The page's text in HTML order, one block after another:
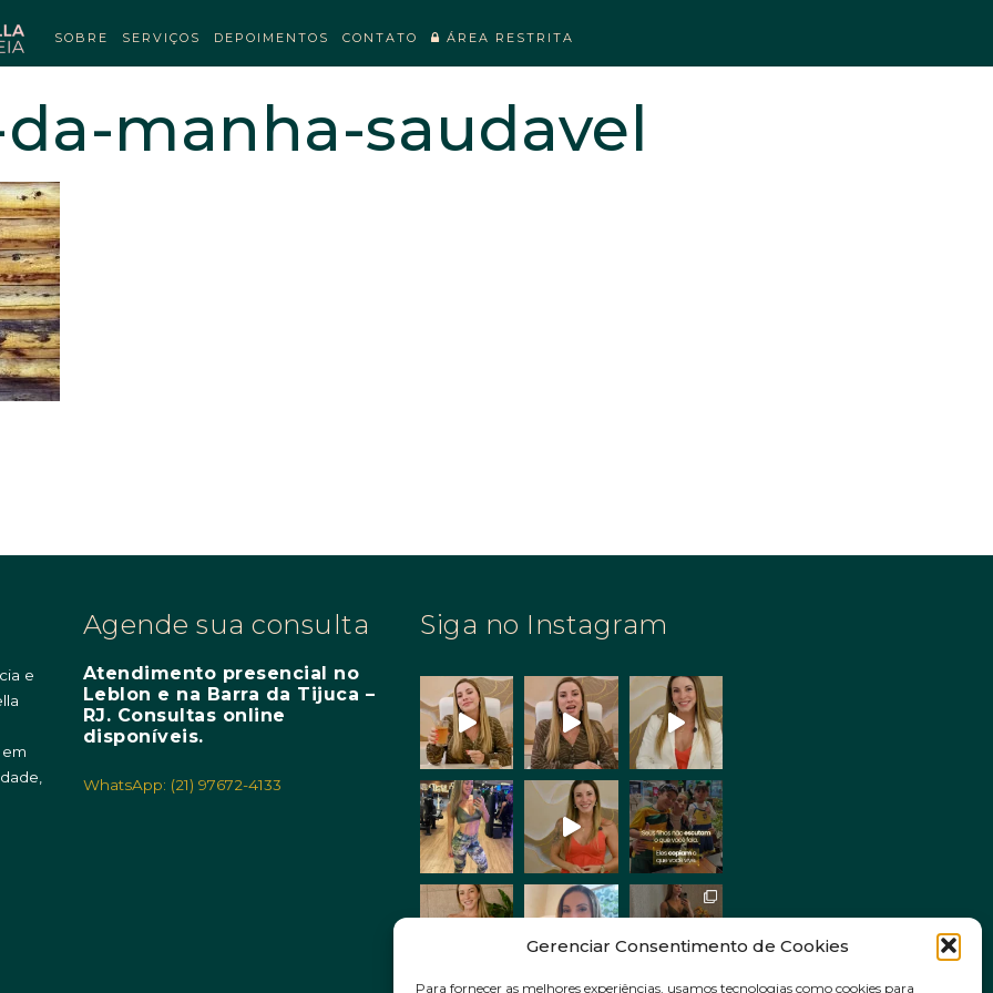
Gerenciar Consentimento de Cookies
Para fornecer as melhores experiências, usamos tecnologias como cookies para
SOBRE SERVIÇOS DEPOIMENTOS CONTATO ÁREA RESTRITA
manha-saudavel
e
Agende sua consulta
Atendimento presencial no
Leblon e na Barra da Tijuca –
RJ. Consultas online
disponíveis.
WhatsApp: (21) 97672-4133
Siga no Instagram